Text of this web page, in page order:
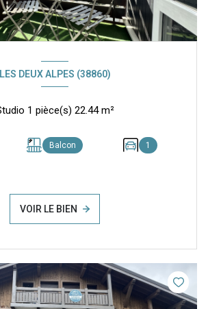
LES DEUX ALPES (38860)
Studio 1 pièce(s) 22.44 m²
Balcon 1
VOIR LE BIEN